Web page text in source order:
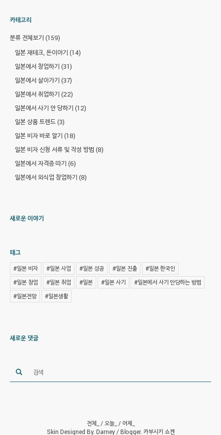
카테고리
분류 전체보기 (159)
일본 재테크, 돈이야기 (14)
일본에서 창업하기 (31)
일본에서 살아가기 (37)
일본에서 취업하기 (22)
일본에서 사기 안 당하기 (12)
일본 상품 트렌드(3)
일본 비자 바로 알기 (18)
일본 비자 신청 서류 및 작성 방법 (8)
일본에서 자격증 따기 (6)
일본에서 외식업 창업하기 (8)
새로운 이야기
태그
#일본 비자 #일본 사업 #일본 성공 #일본 진출
#일본 한국인
#일본 창업
#일본 취업 #일본 #일본 사기
#일본에서 사기 안당하는 방법
#일본전망
#일본생활
새로운 댓글
전체_ / 오늘_ / 어제_
Skin Designed By. Darney/ Blogger. 카부시키 쇼켄